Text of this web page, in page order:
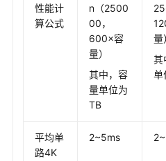
性能计
算公式
n（2500
00，
600×容
量）
其中，容
量单位为
TB
量
其
单
平均单
路4K
2~5ms